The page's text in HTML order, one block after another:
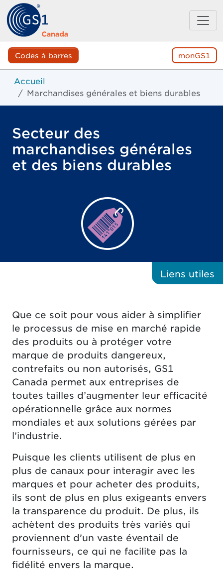
Codes à barres monGS1
Accueil
Marchandises générales et biens durables
Secteur des
marchandises générales
et des biens durables
Liens utiles
Que ce soit pour vous aider à simplifier
le processus de mise en marché rapide
des produits ou à protéger votre
marque de produits dangereux,
contrefaits ou non autorisés, GS1
Canada permet aux entreprises de
toutes tailles d’augmenter leur efficacité
opérationnelle grâce aux normes
mondiales et aux solutions gérées par
l’industrie.
Puisque les clients utilisent de plus en
plus de canaux pour interagir avec les
marques et pour acheter des produits,
ils sont de plus en plus exigeants envers
la transparence du produit. De plus, ils
achètent des produits très variés qui
proviennent d’un vaste éventail de
fournisseurs, ce qui ne facilite pas la
fidélité envers la marque.